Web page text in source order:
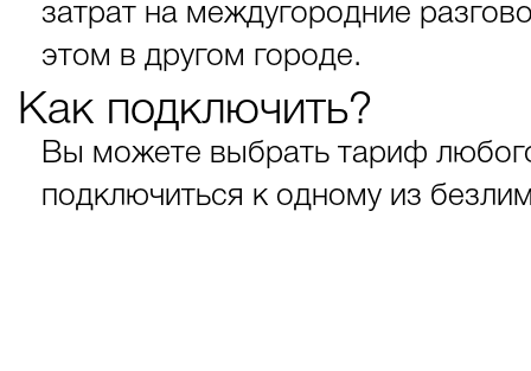
затрат на междугородние
этом в другом городе.
Как подключить?
Вы можете выбрать тариф
подключиться к одному из